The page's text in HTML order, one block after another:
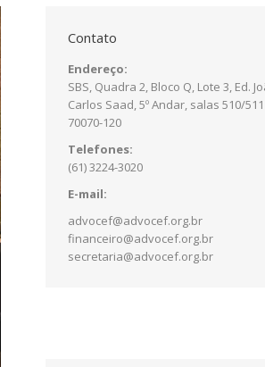
Contato
Endereço:
SBS, Quadra 2, Bloco Q, Lote 3, Ed.
Carlos Saad, 5º Andar, salas 510/511
70070-120
Telefones:
(61) 3224-3020
E-mail:
advocef@advocef.org.br
financeiro@advocef.org.br
secretaria@advocef.org.br